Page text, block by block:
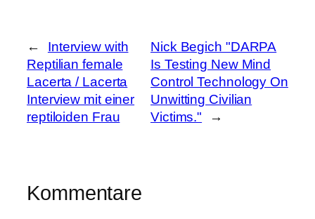
←
Interview with
Reptilian female
Lacerta / Lacerta
Interview mit einer
reptiloiden Frau
Nick Begich "DARPA
Is Testing New Mind
Control Technology On
Unwitting Civilian
Victims."
→
Kommentare